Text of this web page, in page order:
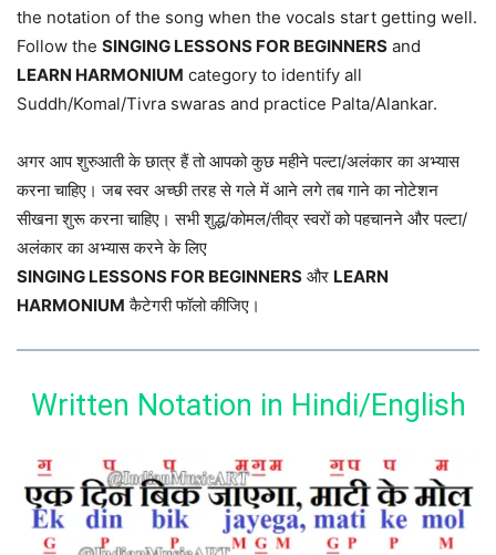
the notation of the song when the vocals start getting well.
Follow the SINGING LESSONS FOR BEGINNERS and
LEARN HARMONIUM category to identify all
Suddh/Komal/Tivra swaras and practice Palta/Alankar.
अगर आप शुरुआती के छात्र हैं तो आपको कुछ महीने पल्टा/अलंकार का अभ्यास
करना चाहिए। जब स्वर अच्छी तरह से गले में आने लगे तब गाने का नोटेशन
सीखना शुरू करना चाहिए। सभी शुद्ध/कोमल/तीव्र स्वरों को पहचानने और पल्टा/
अलंकार का अभ्यास करने के लिए
SINGING LESSONS FOR BEGINNERS और LEARN
HARMONIUM कैटेगरी फॉलो कीजिए।
Written Notation in Hindi/English